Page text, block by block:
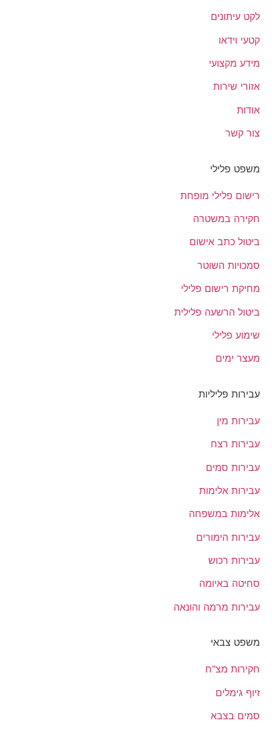
לקט עיתונים
קטעי וידאו
מידע מקצועי
אזורי שירות
אודות
צור קשר
משפט פלילי
רישום פלילי מופחת
חקירה במשטרה
ביטול כתב אישום
סמכויות השוטר
מחיקת רישום פלילי
ביטול הרשעה פלילית
שימוע פלילי
מעצר ימים
עבירות פליליות
עבירות מין
עבירות רצח
עבירות סמים
עבירות אלימות
אלימות במשפחה
עבירות הימורים
עבירות רכוש
סחיטה באיומה
עבירות מרמה והונאה
משפט צבאי
חקירות מצ"ח
זיוף גימלים
סמים בצבא